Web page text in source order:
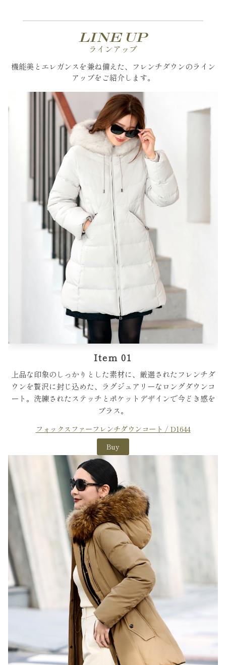
LINE UP
ラインアップ
機能美とエレガンスを兼ね備えた、フレンチダウンのライン
アップをご紹介します。
Item 01
上品な印象のしっかりとした素材に、厳選されたフレンチダ
ウンを贅沢に封じ込めた、ラグジュアリーなロングダウンコ
ート。洗練されたステッチとポケットデザインで今どき感を
プラス。
フォックスファーフレンチダウンコート / D1644
Buy